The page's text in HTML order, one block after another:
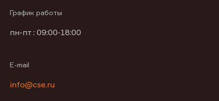
График работы
пн-пт : 09:00-18:00
E-mail
info@cse.ru